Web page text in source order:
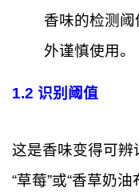
香味的检测阈
外谨慎使用。
1.2 识别阈值
这是香味变得可辨
“草莓”或“香草奶油